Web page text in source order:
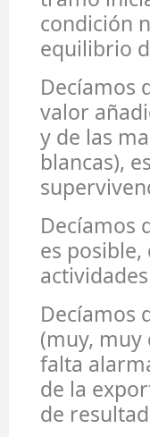
condición
equilibrio
Decíamos
valor
y de las
blancas),
Decíamos
es
Decíamos
(muy,
falta
de la
de